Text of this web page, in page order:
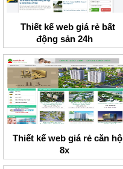
Thiết kế web giá rẻ bất
động sản 24h
Thiết kế web giá rẻ căn hộ
8x